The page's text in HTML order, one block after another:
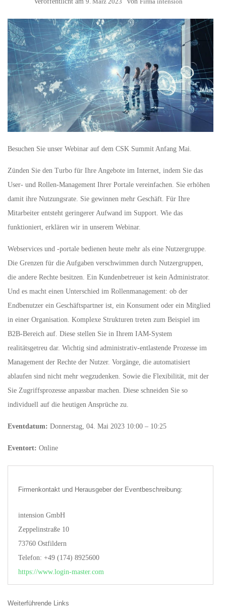
Besuchen Sie unser Webinar auf dem CSK Summit Anfang Mai.
Zünden Sie den Turbo für Ihre Angebote im Internet, indem Sie das
User- und Rollen-Management Ihrer Portale vereinfachen. Sie erhöhen
damit ihre Nutzungsrate. Sie gewinnen mehr Geschäft. Für Ihre
Mitarbeiter entsteht geringerer Aufwand im Support. Wie das
funktioniert, erklären wir in unserem Webinar.
Webservices und -portale bedienen heute mehr als eine Nutzergruppe.
Die Grenzen für die Aufgaben verschwimmen durch Nutzergruppen,
die andere Rechte besitzen. Ein Kundenbetreuer ist kein Administrator.
Und es macht einen Unterschied im Rollenmanagement: ob der
Endbenutzer ein Geschäftspartner ist, ein Konsument oder ein Mitglied
in einer Organisation. Komplexe Strukturen treten zum Beispiel im
B2B-Bereich auf. Diese stellen Sie in Ihrem IAM-System
realitätsgetreu dar. Wichtig sind administrativ-entlastende Prozesse im
Management der Rechte der Nutzer. Vorgänge, die automatisiert
ablaufen sind nicht mehr wegzudenken. Sowie die Flexibilität, mit der
Sie Zugriffsprozesse anpassbar machen. Diese schneiden Sie so
individuell auf die heutigen Ansprüche zu.
Eventdatum: Donnerstag, 04. Mai 2023 10:00 – 10:25
Eventort: Online
Firmenkontakt und Herausgeber der Eventbeschreibung:
intension GmbH
Zeppelinstraße 10
73760 Ostfildern
Telefon: +49 (174) 8925600
https://www.login-master.com
Weiterführende Links